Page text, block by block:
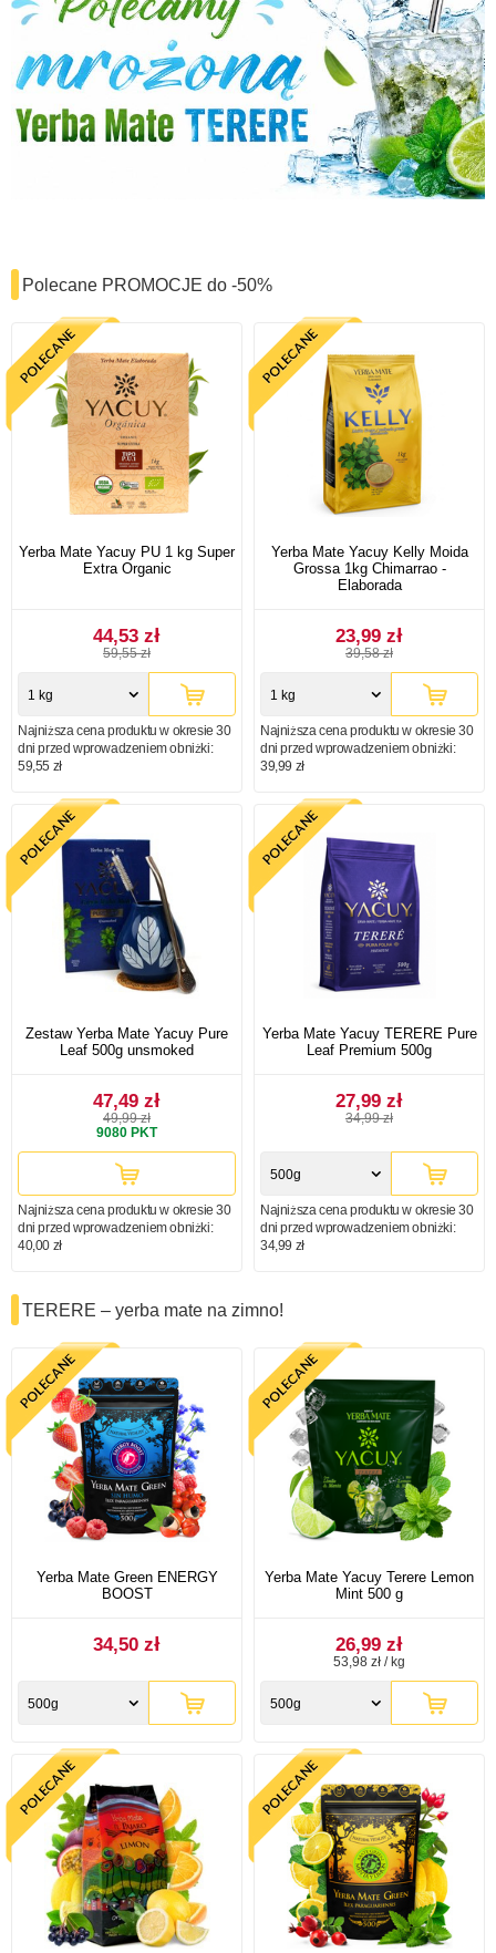
Polecane PROMOCJE do -50%
Yerba Mate Yacuy PU 1 kg Super
Extra Organic
44,53 zł
59,55 zł
1 kg
Najniższa cena produktu w okresie 30
dni przed wprowadzeniem obniżki:
59,55 zł
Yerba Mate Yacuy Kelly Moida
Grossa 1kg Chimarrao -
Elaborada
23,99 zł
39,58 zł
1 kg
Najniższa cena produktu w okresie 30
dni przed wprowadzeniem obniżki:
39,99 zł
Zestaw Yerba Mate Yacuy Pure
Leaf 500g unsmoked
47,49 zł
49,99 zł
9080 PKT
Najniższa cena produktu w okresie 30
dni przed wprowadzeniem obniżki:
40,00 zł
Yerba Mate Yacuy TERERE Pure
Leaf Premium 500g
27,99 zł
34,99 zł
500g
Najniższa cena produktu w okresie 30
dni przed wprowadzeniem obniżki:
34,99 zł
TERERE – yerba mate na zimno!
Yerba Mate Green ENERGY
BOOST
34,50 zł
500g
Yerba Mate Yacuy Terere Lemon
Mint 500 g
26,99 zł
53,98 zł / kg
500g